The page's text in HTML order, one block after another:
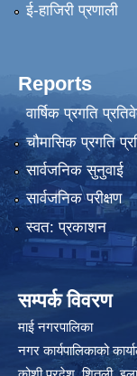
ई-हाजिरी प्रणाली
Reports
वार्षिक प्रगति
चौमासिक प्रगति
सार्वजनिक सुनुवाई
सार्वजनिक परीक्षण
स्वत: प्रकाशन
सम्पर्क विवरण
माई नगरपालिका
नगर कार्यपालिकाको